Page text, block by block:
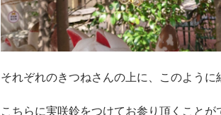
それぞれのきつねさんの上に、このように
こちらに実咲鈴をつけてお参り頂くことが